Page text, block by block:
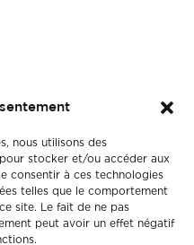
nous utilisons des
stocker et/ou accéder aux
consentir à ces technologies
telles que le comportement
site. Le fait de ne pas
peut avoir un effet négatif
50